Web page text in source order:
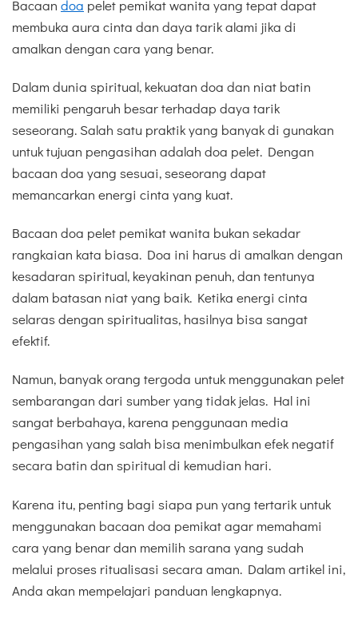
Bacaan doa pelet pemikat wanita yang tepat dapat
membuka aura cinta dan daya tarik alami jika di
amalkan dengan cara yang benar.
Dalam dunia spiritual, kekuatan doa dan niat batin
memiliki pengaruh besar terhadap daya tarik
seseorang. Salah satu praktik yang banyak di gunakan
untuk tujuan pengasihan adalah doa pelet. Dengan
bacaan doa yang sesuai, seseorang dapat
memancarkan energi cinta yang kuat.
Bacaan doa pelet pemikat wanita bukan sekadar
rangkaian kata biasa. Doa ini harus di amalkan dengan
kesadaran spiritual, keyakinan penuh, dan tentunya
dalam batasan niat yang baik. Ketika energi cinta
selaras dengan spiritualitas, hasilnya bisa sangat
efektif.
Namun, banyak orang tergoda untuk menggunakan pelet
sembarangan dari sumber yang tidak jelas. Hal ini
sangat berbahaya, karena penggunaan media
pengasihan yang salah bisa menimbulkan efek negatif
secara batin dan spiritual di kemudian hari.
Karena itu, penting bagi siapa pun yang tertarik untuk
menggunakan bacaan doa pemikat agar memahami
cara yang benar dan memilih sarana yang sudah
melalui proses ritualisasi secara aman. Dalam artikel ini,
Anda akan mempelajari panduan lengkapnya.